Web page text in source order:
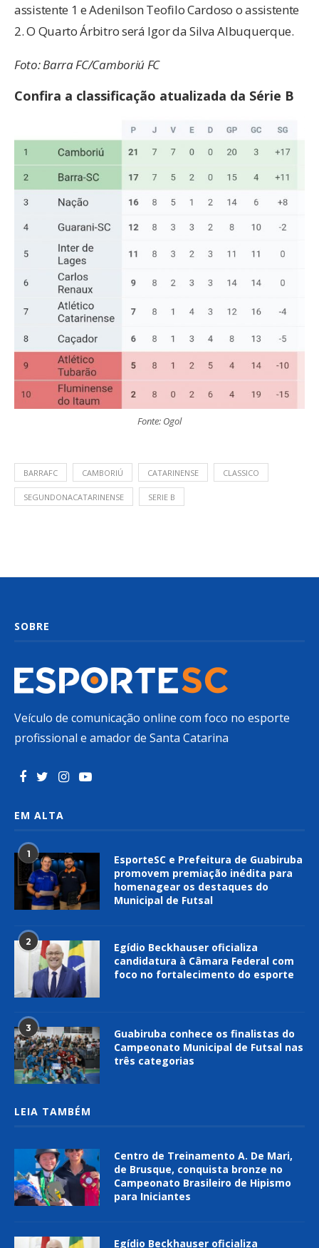
assistente 1 e Adenilson Teofilo Cardoso o assistente
2. O Quarto Árbitro será Igor da Silva Albuquerque.
Foto: Barra FC/Camboriú FC
Confira a classificação atualizada da Série B
Fonte: Ogol
BARRAFC CAMBORIÚ CATARINENSE CLASSICO
SEGUNDONACATARINENSE SERIE B
SOBRE
Veículo de comunicação online com foco no esporte
profissional e amador de Santa Catarina
EM ALTA
1
EsporteSC e Prefeitura de Guabiruba
promovem premiação inédita para
homenagear os destaques do
Municipal de Futsal
2
Egídio Beckhauser oficializa
candidatura à Câmara Federal com
foco no fortalecimento do esporte
3
Guabiruba conhece os finalistas do
Campeonato Municipal de Futsal nas
três categorias
LEIA TAMBÉM
Centro de Treinamento A. De Mari,
de Brusque, conquista bronze no
Campeonato Brasileiro de Hipismo
para Iniciantes
Egídio Beckhauser oficializa